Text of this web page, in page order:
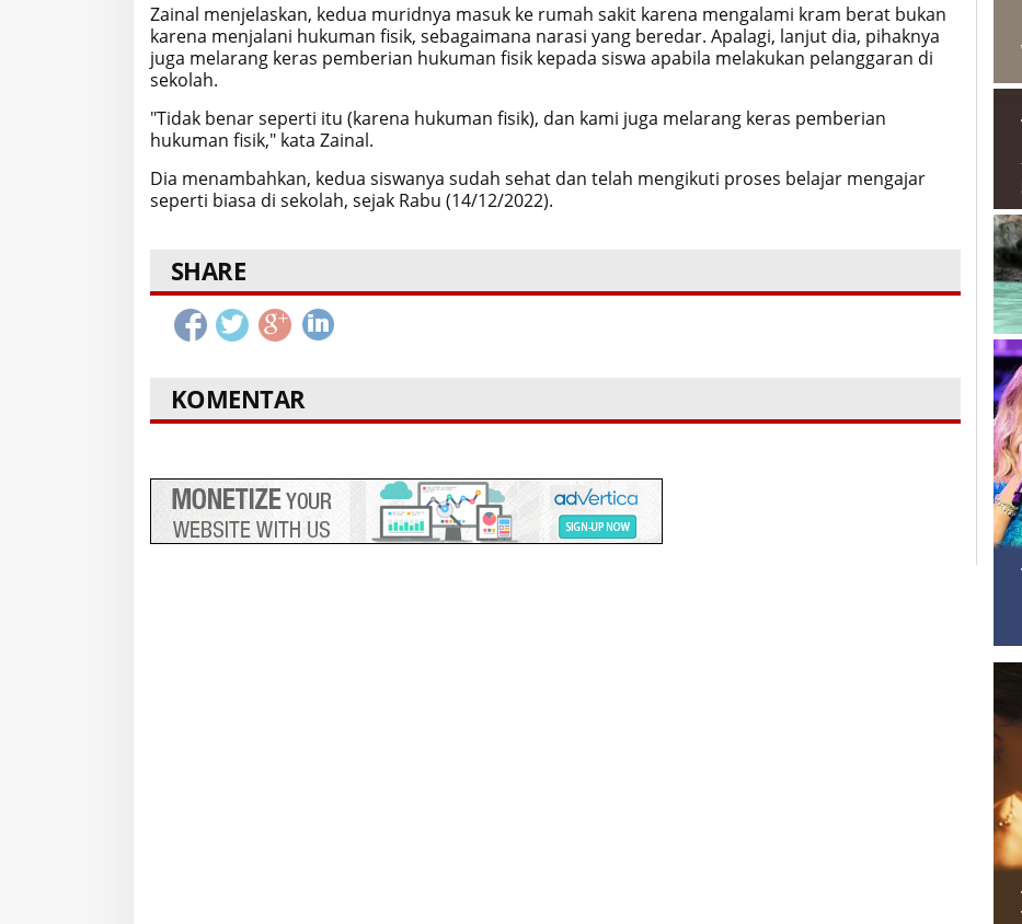
Zainal menjelaskan, kedua muridnya masuk ke rumah sakit karena mengalami kram berat bukan
karena menjalani hukuman fisik, sebagaimana narasi yang beredar. Apalagi, lanjut dia, pihaknya
juga melarang keras pemberian hukuman fisik kepada siswa apabila melakukan pelanggaran di
sekolah.
"Tidak benar seperti itu (karena hukuman fisik), dan kami juga melarang keras pemberian
hukuman fisik," kata Zainal.
Dia menambahkan, kedua siswanya sudah sehat dan telah mengikuti proses belajar mengajar
seperti biasa di sekolah, sejak Rabu (14/12/2022).
SHARE
KOMENTAR